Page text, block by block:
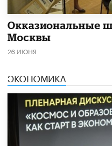
​Окказиональные
Москвы
26 ИЮНЯ
ЭКОНОМИКА